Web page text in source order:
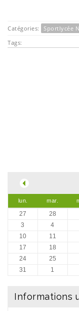
Catégories:
Sportlycée
Tags:
lun. mar.
27 28
3
4
10
11
17
18
24
25
31
1
Informations